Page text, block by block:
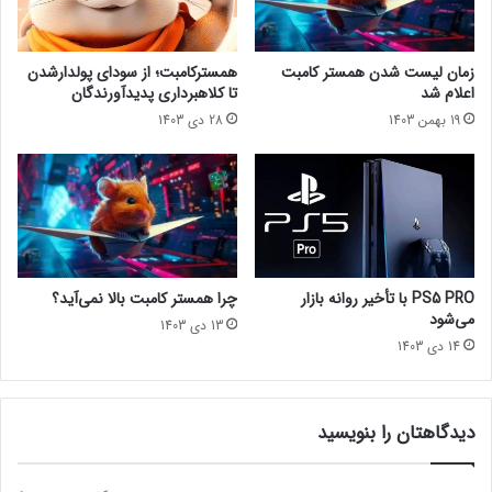
ا
ن
د
ا
خ
ت
ل
ر
ه
ا
ی
ن
ی
و
س
و
ی
چ
پ
ش
ی
زمان لیست شدن همستر کامبت
اعلام شد
19 بهمن 1403
همسترکامبت؛ از سودای پولدارشدن
تا کلاهبرداری پدیدآورندگان
28 دی 1403
PS5 PRO با تأخیر روانه بازار
می‌شود
14 دی 1403
چرا همستر کامبت بالا نمی‌آید؟
13 دی 1403
دیدگاهتان را بنویسید